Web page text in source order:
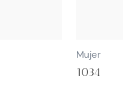
Mujer
1034